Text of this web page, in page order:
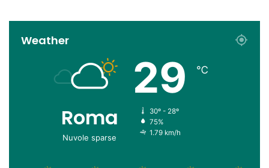
Weather
Roma
Nuvole sparse
29 ℃
30º - 28º
75%
1.79 km/h